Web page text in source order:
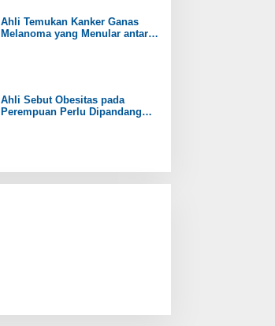
Ahli Temukan Kanker Ganas
Melanoma yang Menular antar
Ahli Sebut Obesitas pada
Perempuan Perlu Dipandang